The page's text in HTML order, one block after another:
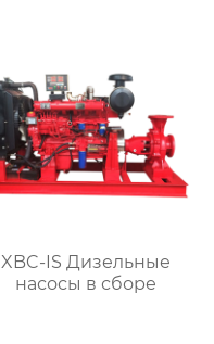
XBC-IS Дизельные
насосы в сборе